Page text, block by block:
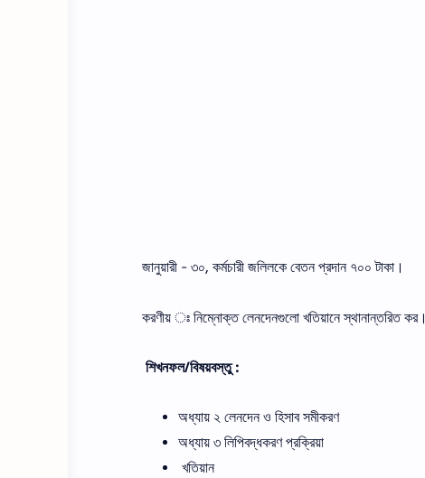
জানুয়ারী - ৩০, কর্মচারী জলিলকে বেতন প্রদান ৭০০ টাকা।
করণীয় ঃ নিম্নোক্ত লেনদেনগুলো খতিয়ানে স্থানান্তরিত কর।
শিখনফল/বিষয়বস্তু :
অধ্যায় ২ লেনদেন ও হিসাব সমীকরণ
অধ্যায় ৩ লিপিবদ্ধকরণ প্রক্রিয়া
খতিয়ান